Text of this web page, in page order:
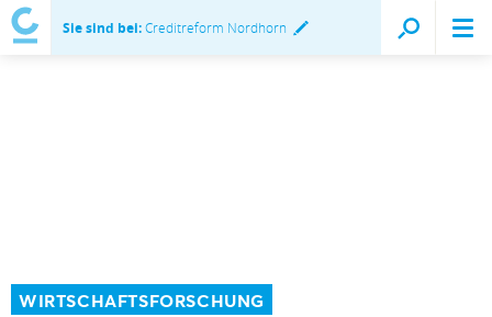
Sie sind bei:Creditreform Nordhorn
WIRTSCHAFTSFORSCHUNG